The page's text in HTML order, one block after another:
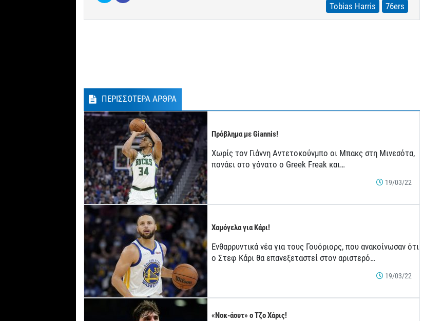
Tobias Harris 76ers
ΠΕΡΙΣΣΟΤΕΡΑ ΑΡΘΡΑ
Πρόβλημα με Giannis!
Χωρίς τον Γιάννη Αντετοκούνμπο οι Μπακς στη Μινεσότα,
πονάει στο γόνατο ο Greek Freak και…
19/03/22
Χαμόγελα για Κάρι!
Ενθαρρυντικά νέα για τους Γουόριορς, που ανακοίνωσαν ότι
ο Στεφ Κάρι θα επανεξεταστεί στον αριστερό…
19/03/22
«Νοκ-άουτ» ο Τζο Χάρις!